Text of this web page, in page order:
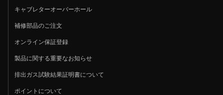
キャブレターオーバーホール
補修部品のご注文
オンライン保証登録
製品に関する重要なお知らせ
排出ガス試験結果証明書について
ポイントについて